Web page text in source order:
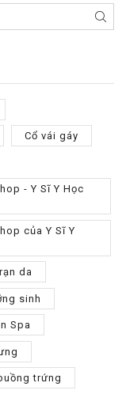
Cổ vái gáy
- Y Sĩ Y Học
của Y Sĩ Y
da
sinh
Spa
trứng